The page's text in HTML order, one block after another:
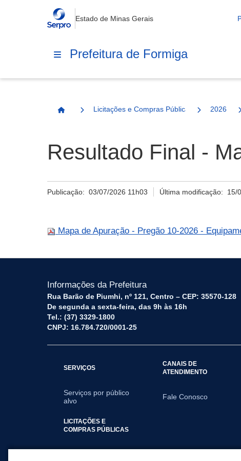
Estado de Minas Gerais
Prefeitura de Formiga
Página Inicial
Licitações e Compras Públicas 2026
Resultado Final -
Publicação: 03/07/2026 11h03 Última modificação: 15/
Mapa de Apuração - Pregão 10-2026 -
Informações da Prefeitura
Rua Barão de Piumhi, nº 121, Centro – CEP: 35570-128
De segunda a sexta-feira, das 9h às 16h
Tel.: (37) 3329-1800
CNPJ: 16.784.720/0001-25
SERVIÇOS
Serviços por público
alvo
CANAIS DE
ATENDIMENTO
Fale Conosco
LICITAÇÕES E
COMPRAS PÚBLICAS